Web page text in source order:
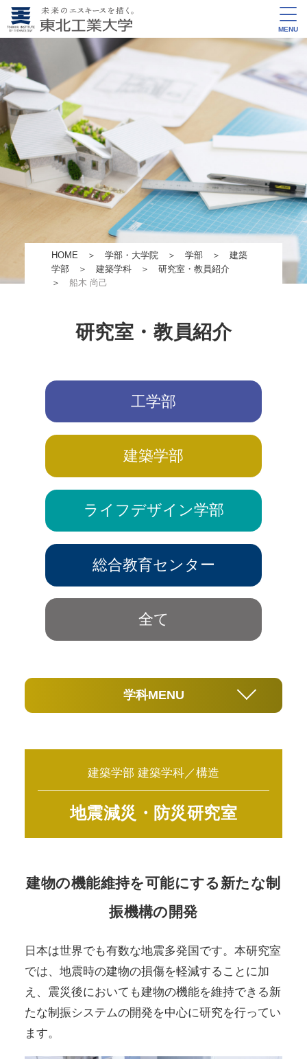
MENU
HOME ＞ 学部・大学院＞ 学部＞ 建築
学部＞ 建築学科＞ 研究室・教員紹介
＞ 船木 尚己
研究室・教員紹介
工学部
建築学部
ライフデザイン学部
総合教育センター
全て
学科MENU
建築学部 建築学科／構造
地震減災・防災研究室
建物の機能維持を可能にする新たな制
振機構の開発
日本は世界でも有数な地震多発国です。本研究室
では、地震時の建物の損傷を軽減することに加
え、震災後においても建物の機能を維持できる新
たな制振システムの開発を中心に研究を行ってい
ます。